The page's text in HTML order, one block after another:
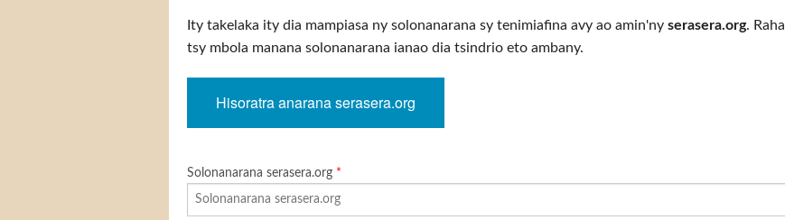
Ity takelaka ity dia mampiasa ny solonanarana sy tenimiafina avy ao amin'ny serasera.org. Raha
tsy mbola manana solonanarana ianao dia tsindrio eto ambany.
Hisoratra anarana serasera.org
Solonanarana serasera.org *